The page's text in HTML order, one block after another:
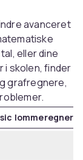
avanceret
eller dine
i skolen, finder
grafregnere,
lommeregner